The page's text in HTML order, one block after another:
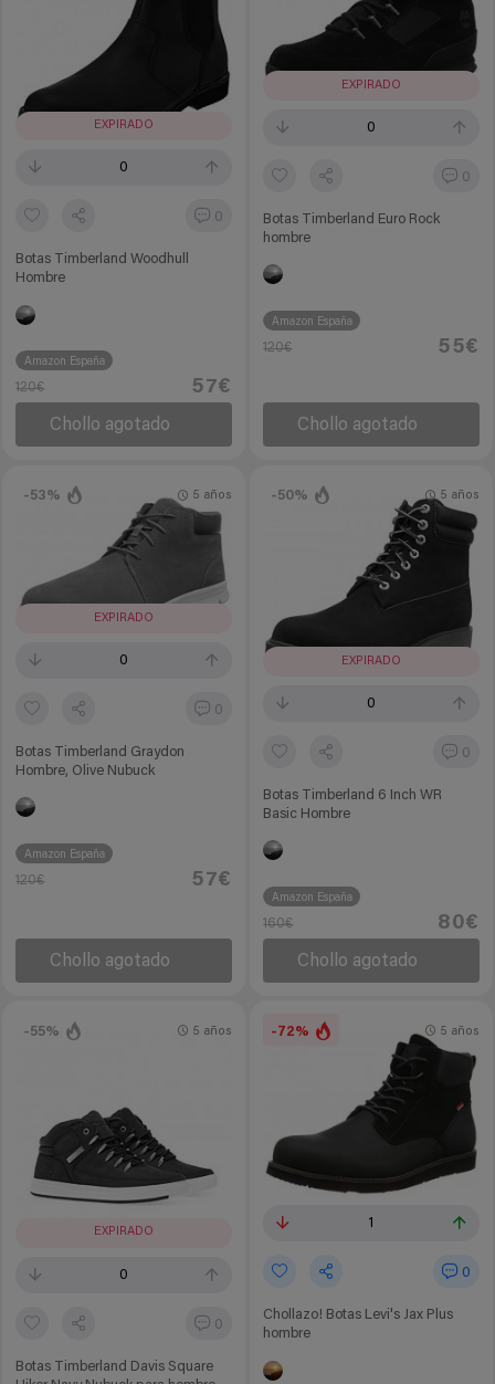
EXPIRADO
0
0
Botas Timberland Woodhull
Hombre
Amazon España
120€ 57€
Chollo agotado
EXPIRADO
0
0
Botas Timberland Euro Rock
hombre
Amazon España
120€ 55€
Chollo agotado
-53%
EXPIRADO
0
0
Botas Timberland Graydon
Hombre, Olive Nubuck
5 años
Amazon España
120€ 57€
Chollo agotado
-50%
EXPIRADO
0
0
Botas Timberland 6 Inch WR
Basic Hombre
5 años
Amazon España
160€ 80€
Chollo agotado
-55%
EXPIRADO
0
0
Botas Timberland Davis Square
5 años -72%
1
0
Chollazo! Botas Levi's Jax Plus
hombre
5 años